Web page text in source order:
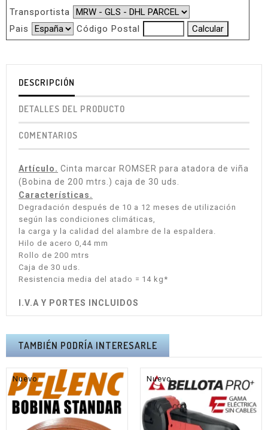
Transportista
Pais
Código Postal
DESCRIPCIÓN
DETALLES DEL PRODUCTO
COMENTARIOS
Artículo. Cinta marcar ROMSER para atadora de viña
(Bobina de 200 mtrs.) caja de 30 uds.
Características.
Degradación después de 10 a 12 meses de utilización
según las condiciones climáticas,
la carga y la calidad del alambre de la espaldera.
Hilo de acero 0,44 mm
Rollo de 200 mtrs
Caja de 30 uds.
Resistencia media del atado = 14 kg*
I.V.A Y PORTES INCLUIDOS
TAMBIÉN PODRÍA INTERESARLE
Nuevo Nuevo